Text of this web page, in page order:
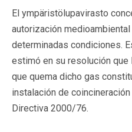
El ympäristölupavirasto
autorización
determinadas condiciones.
estimó en su resolución
que quema dicho gas
instalación de
Directiva 2000/76.